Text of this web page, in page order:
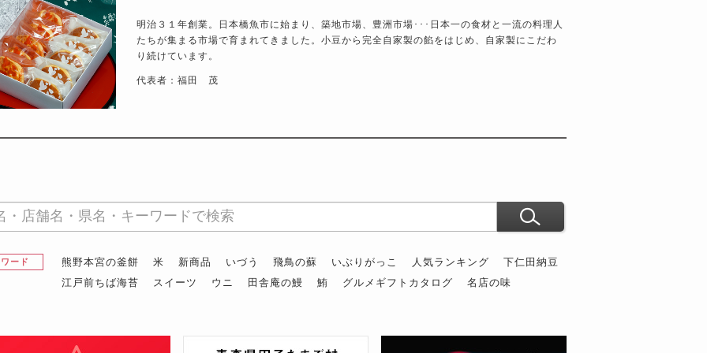
明治３１年創業。日本橋魚市に始まり、築地市場、豊洲市場･･･日本一の食材と一流の料理人
たちが集まる市場で育まれてきました。小豆から完全自家製の餡をはじめ、自家製にこだわ
り続けています。
代表者：福田 茂
ード 熊野本宮の釜餅 米 新商品 いづう 飛鳥の蘇 いぶりがっこ 人気ランキング
下仁田納豆
江戸前ちば海苔
スイーツ ウニ 田舎庵の鰻 鮪 グルメギフトカタログ 名店の味